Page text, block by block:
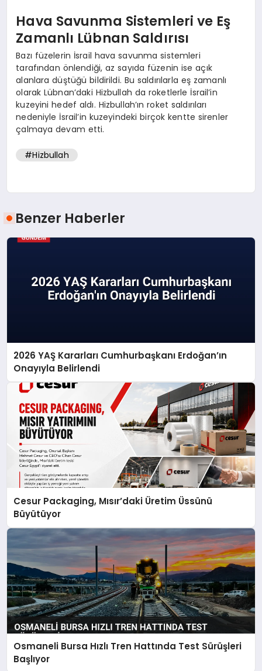
Hava Savunma Sistemleri ve Eş
Zamanlı Lübnan Saldırısı
Bazı füzelerin İsrail hava savunma sistemleri
tarafından önlendiği, az sayıda füzenin ise açık
alanlara düştüğü bildirildi. Bu saldırılarla eş zamanlı
olarak Lübnan’daki Hizbullah da roketlerle İsrail’in
kuzeyini hedef aldı. Hizbullah’ın roket saldırıları
nedeniyle İsrail’in kuzeyindeki birçok kentte sirenler
çalmaya devam etti.
#Hizbullah
Benzer Haberler
2026 YAŞ Kararları Cumhurbaşkanı Erdoğan’ın
Onayıyla Belirlendi
Cesur Packaging, Mısır’daki Üretim Üssünü
Büyütüyor
Osmaneli Bursa Hızlı Tren Hattında Test Sürüşleri
Başlıyor